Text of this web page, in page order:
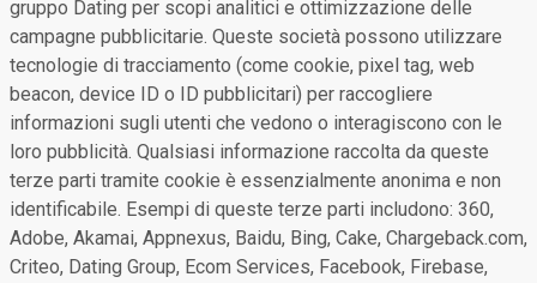
gruppo Dating per scopi analitici e ottimizzazione delle
campagne pubblicitarie. Queste società possono utilizzare
tecnologie di tracciamento (come cookie, pixel tag, web
beacon, device ID o ID pubblicitari) per raccogliere
informazioni sugli utenti che vedono o interagiscono con le
loro pubblicità. Qualsiasi informazione raccolta da queste
terze parti tramite cookie è essenzialmente anonima e non
identificabile. Esempi di queste terze parti includono: 360,
Adobe, Akamai, Appnexus, Baidu, Bing, Cake, Chargeback.com,
Criteo, Dating Group, Ecom Services, Facebook, Firebase,